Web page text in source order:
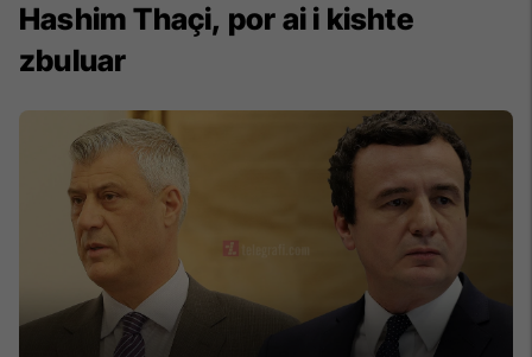
Hashim Thaçi, por ai i kishte
zbuluar